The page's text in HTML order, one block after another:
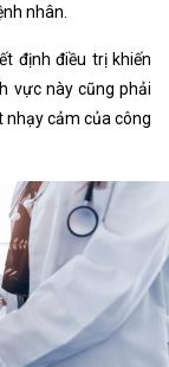
nhân.
định điều trị khiến
vực này cũng phải
nhạy cảm của công